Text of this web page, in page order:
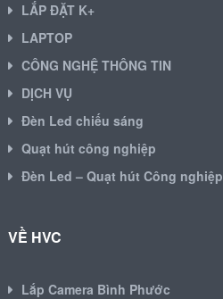
LẮP ĐẶT K+
LAPTOP
CÔNG NGHỆ THÔNG TIN
DỊCH VỤ
Đèn Led chiếu sáng
Quạt hút công nghiệp
Đèn Led – Quạt hút Công nghiệp
VỀ HVC
Lắp Camera Bình Phước